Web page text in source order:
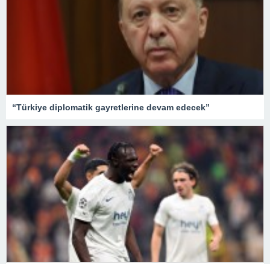
“Türkiye diplomatik gayretlerine devam edecek”